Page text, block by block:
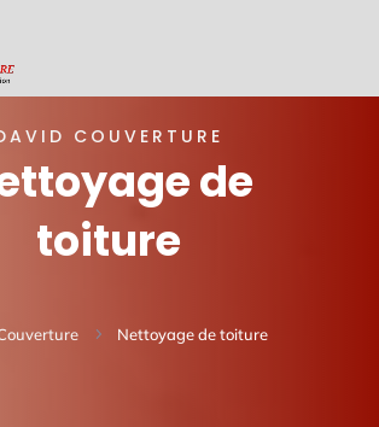
COUVERTURE
de
toiture
5 Nettoyage de toiture